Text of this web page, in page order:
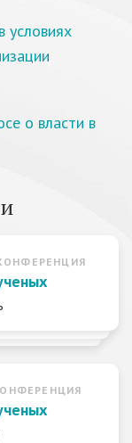
условиях
о власти в